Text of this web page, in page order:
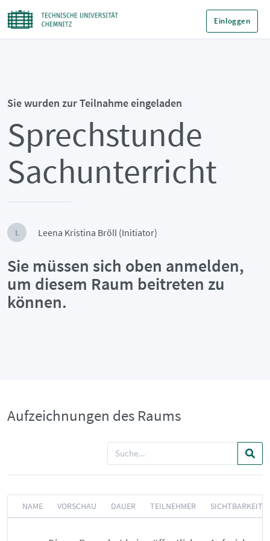
Einloggen
Sie wurden zur Teilnahme eingeladen
Sprechstunde
Sachunterricht
L Leena Kristina Bröll (Initiator)
Sie müssen sich oben anmelden,
um diesem Raum beitreten zu
können.
Aufzeichnungen des Raums
NAME VORSCHAU DAUER TEILNEHMER SICHTBARKEIT